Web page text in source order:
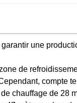
une
de
compte
chauffage de 28